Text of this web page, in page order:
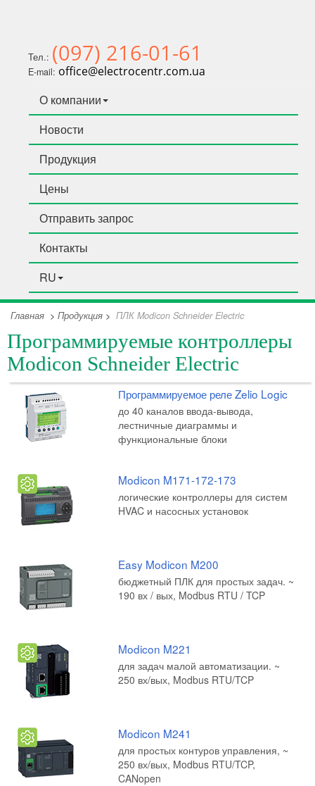
Тел.: (097) 216-01-61
E-mail: office@electrocentr.com.ua
О компании
Новости
Продукция
Цены
Отправить запрос
Контакты
RU
Главная > Продукция > ПЛК Modicon Schneider Electric
Программируемые контроллеры
Modicon Schneider Electric
Программируемое реле Zelio Logic
до 40 каналов ввода-вывода,
лестничные диаграммы и
функциональные блоки
Modicon M171-172-173
логические контроллеры для систем
HVAC и насосных установок
Easy Modicon M200
бюджетный ПЛК для простых задач. ~
190 вх / вых, Modbus RTU / TCP
Modicon M221
для задач малой автоматизации. ~
250 вх/вых, Modbus RTU/TCP
Modicon M241
для простых контуров управления, ~
250 вх/вых, Modbus RTU/TCP,
CANopen